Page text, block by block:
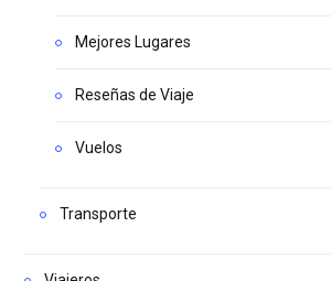
Mejores Lugares
Reseñas de Viaje
Vuelos
Transporte